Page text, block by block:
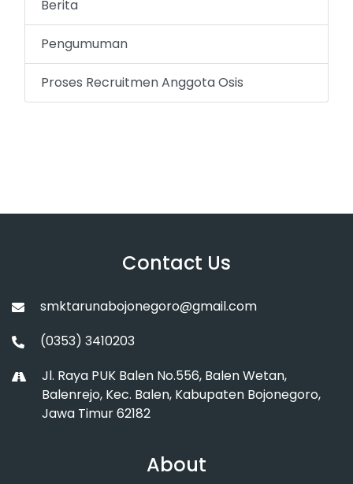
Berita
Pengumuman
Proses Recruitmen Anggota Osis
Contact Us
smktarunabojonegoro@gmail.com
(0353) 3410203
Jl. Raya PUK Balen No.556, Balen Wetan,
Balenrejo, Kec. Balen, Kabupaten Bojonegoro,
Jawa Timur 62182
About